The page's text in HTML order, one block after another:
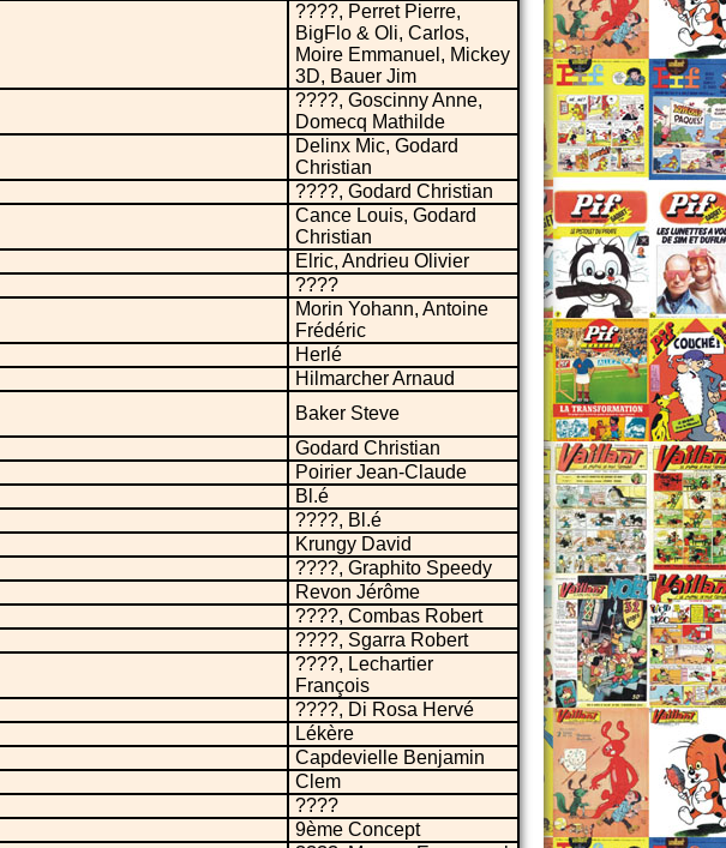
????, Perret Pierre,
BigFlo & Oli, Carlos,
Moire Emmanuel, Mickey
3D, Bauer Jim
????, Goscinny Anne,
Domecq Mathilde
Delinx Mic, Godard
Christian
????, Godard Christian
Cance Louis, Godard
Christian
Elric, Andrieu Olivier
????
Morin Yohann, Antoine
Frédéric
Herlé
Hilmarcher Arnaud
Baker Steve
Godard Christian
Poirier Jean-Claude
Bl.é
????, Bl.é
Krungy David
????, Graphito Speedy
Revon Jérôme
????, Combas Robert
????, Sgarra Robert
????, Lechartier
François
????, Di Rosa Hervé
Lékère
Capdevielle Benjamin
Clem
????
9ème Concept